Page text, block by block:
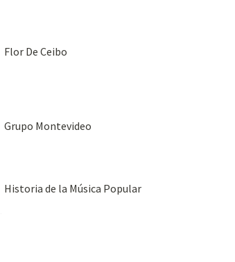
Flor De Ceibo
Grupo Montevideo
Historia de la Música Popular